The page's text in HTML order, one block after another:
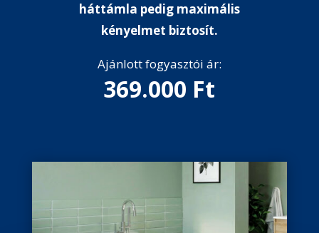
háttámla pedig maximális
kényelmet biztosít.
Ajánlott fogyasztói ár:
369.000 Ft